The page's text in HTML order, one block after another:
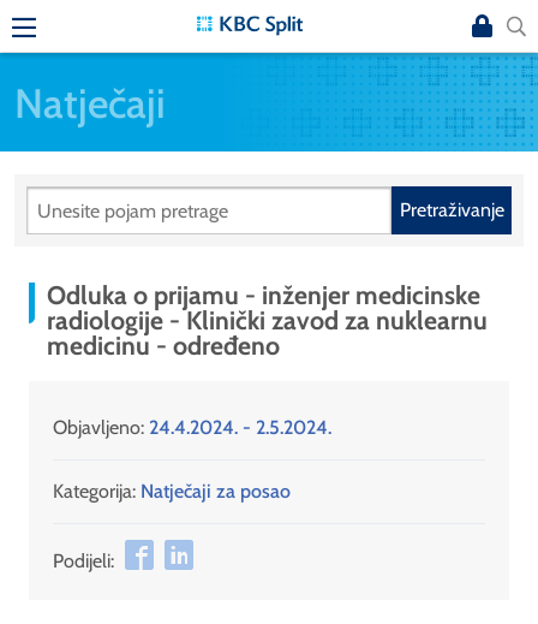
Natječaji
Pretraživanje
Odluka o prijamu - inženjer medicinske
radiologije - Klinički zavod za nuklearnu
medicinu - određeno
Objavljeno: 24.4.2024. - 2.5.2024.
Kategorija: Natječaji za posao
Podijeli: